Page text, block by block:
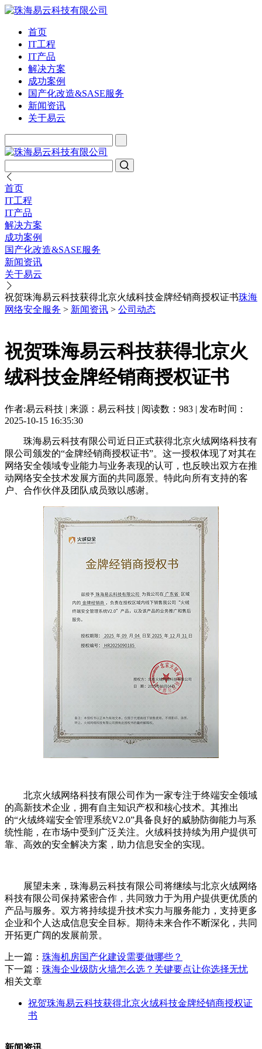
首页
IT工程
IT产品
解决方案
成功案例
国产化改造&SASE服务
新闻资讯
关于易云
首页
IT工程
IT产品
解决方案
成功案例
国产化改造&SASE服务
新闻资讯
关于易云
祝贺珠海易云科技获得北京火绒科技金牌经销商授权证书珠海
网络安全服务 > 新闻资讯 > 公司动态
祝贺珠海易云科技获得北京火
绒科技金牌经销商授权证书
作者:易云科技 | 来源：易云科技 | 阅读数：983 | 发布时间：
2025-10-15 16:35:30
珠海易云科技有限公司近日正式获得北京火绒网络科技有
限公司颁发的“金牌经销商授权证书”。这一授权体现了对其在
网络安全领域专业能力与业务表现的认可，也反映出双方在推
动网络安全技术发展方面的共同愿景。特此向所有支持的客
户、合作伙伴及团队成员致以感谢。
北京火绒网络科技有限公司作为一家专注于终端安全领域
的高新技术企业，拥有自主知识产权和核心技术。其推出
的“火绒终端安全管理系统V2.0”具备良好的威胁防御能力与系
统性能，在市场中受到广泛关注。火绒科技持续为用户提供可
靠、高效的安全解决方案，助力信息安全的实现。
展望未来，珠海易云科技有限公司将继续与北京火绒网络
科技有限公司保持紧密合作，共同致力于为用户提供更优质的
产品与服务。双方将持续提升技术实力与服务能力，支持更多
企业和个人达成信息安全目标。期待未来合作不断深化，共同
开拓更广阔的发展前景。
上一篇： 珠海机房国产化建设需要做哪些？
下一篇： 珠海企业级防火墙怎么选？关键要点让你选择无忧
相关文章
祝贺珠海易云科技获得北京火绒科技金牌经销商授权证
书